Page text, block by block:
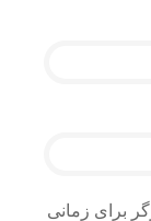
برای زمانی